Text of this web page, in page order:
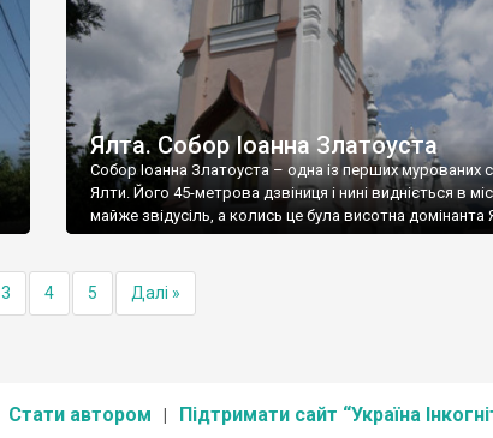
Ялта. Собор Іоанна Златоуста
Собор Іоанна Златоуста – одна із перших мурованих
Ялти. Його 45-метрова дзвіниця і нині видніється в
майже звідусіль, а колись це була висотна домінанта
3 4 5 Далі »
Стати автором Підтримати сайт “Україна